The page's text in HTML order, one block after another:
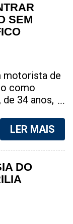
SEM
motorista de
como
de 34 anos,
Favela do
Niterói, na
do Rio de
que ele
na
corrida.
ele foi
LER MAIS
DO